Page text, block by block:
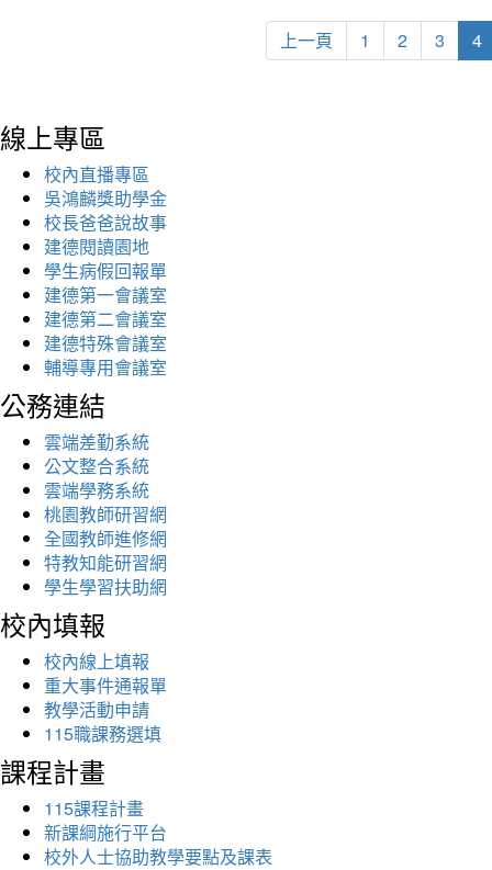
上一頁 1 2 3 4
線上專區
校內直播專區
吳鴻麟獎助學金
校長爸爸說故事
建德閱讀園地
學生病假回報單
建德第一會議室
建德第二會議室
建德特殊會議室
輔導專用會議室
公務連結
雲端差勤系統
公文整合系統
雲端學務系統
桃園教師研習網
全國教師進修網
特教知能研習網
學生學習扶助網
校內填報
校內線上填報
重大事件通報單
教學活動申請
115職課務選填
課程計畫
115課程計畫
新課綱施行平台
校外人士協助教學要點及課表